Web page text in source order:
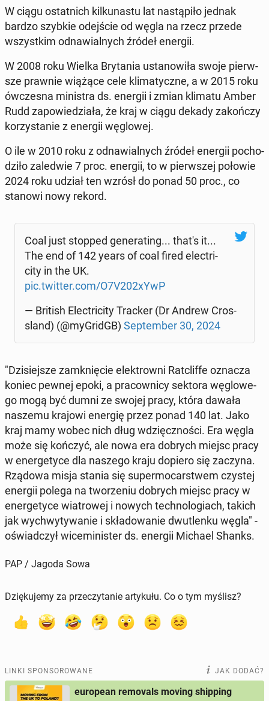
W ciągu ostat­nich kil­ku­na­stu lat na­stą­pi­ło jednak
bardzo szybkie odej­ście od węgla na rzecz przede
wszyst­kim od­na­wial­nych źródeł energii.
W 2008 roku Wielka Bry­ta­nia usta­no­wi­ła swoje pierw­
sze prawnie wiążące cele kli­ma­tycz­ne, a w 2015 roku
ów­cze­sna mi­ni­stra ds. energii i zmian klimatu Amber
Rudd za­po­wie­dzia­ła, że kraj w ciągu dekady za­koń­czy
ko­rzy­sta­nie z energii wę­glo­wej.
O ile w 2010 roku z od­na­wial­nych źródeł energii po­cho­
dzi­ło za­le­d­wie 7 proc. energii, to w pierw­szej połowie
2024 roku udział ten wzrósł do ponad 50 proc., co
stanowi nowy rekord.
Coal just stopped ge­ne­ra­ting... that's it...
The end of 142 years of coal fired elec­tri­
ci­ty in the UK.
pic.twitter.com/O7V202xYwP
— British Elec­tri­ci­ty Tracker (Dr Andrew Cros­
sland) (@my­GridGB) Sep­tem­ber 30, 2024
"Dzi­siej­sze za­mknię­cie elek­trow­ni Ratc­lif­fe oznacza
koniec pewnej epoki, a pra­cow­ni­cy sektora wę­glo­we­
go mogą być dumni ze swojej pracy, która dawała
naszemu krajowi energię przez ponad 140 lat. Jako
kraj mamy wobec nich dług wdzięcz­no­ści. Era węgla
może się kończyć, ale nowa era dobrych miejsc pracy
w ener­ge­ty­ce dla naszego kraju dopiero się zaczyna.
Rządowa misja stania się su­per­mo­car­stwem czystej
energii polega na two­rze­niu dobrych miejsc pracy w
ener­ge­ty­ce wia­tro­wej i nowych tech­no­lo­giach, takich
jak wy­chwy­ty­wa­nie i skła­do­wa­nie dwu­tlen­ku węgla" -
oświad­czył wi­ce­mi­ni­ster ds. energii Michael Shanks.
PAP / Jagoda Sowa
Dziękujemy za przeczytanie artykułu. Co o tym myślisz?
LINKI SPONSOROWANE JAK DODAĆ?
european removals moving shipping